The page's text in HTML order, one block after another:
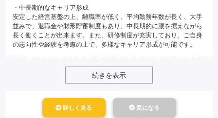
・中長期的なキャリア形成
安定した経営基盤の上、離職率が低く、平均勤務年数が長く、大手
並みで、退職金や財形貯蓄制度もあり、中長期的に腰を据えながら
長く働くことが出来ます。また、研修制度が充実しており、ご自身
の志向性や経験を考慮の上で、多様なキャリア形成が可能です。
続きを表示
詳しく見る 気になる